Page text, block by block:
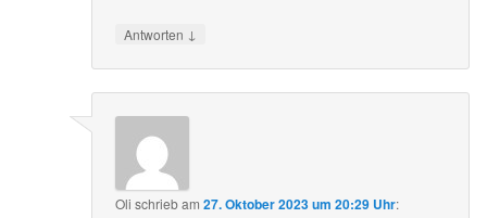
Antworten ↓
Oli schriebam27. Oktober 2023 um 20:29 Uhr: